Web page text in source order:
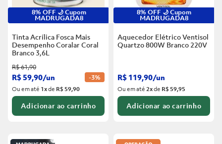
8% OFF 🌙 Cupom
MADRUGADA8
Tinta Acrílica Fosca Mais
Desempenho Coralar Coral
Branco 3,6L
R$61,90
R$59,90/un -3%
Ou em até 1xde R$ 59,90
Adicionar ao carrinho
8% OFF 🌙 Cupom
MADRUGADA8
Aquecedor Elétrico Ventisol
Quartzo 800W Branco 220V
R$ 119,90/un
Ou em até2xde R$ 59,95
Adicionar ao carrinho